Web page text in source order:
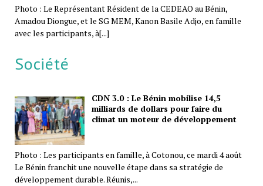
Photo : Le Représentant Résident de la CEDEAO au Bénin,
Amadou Diongue, et le SG MEM, Kanon Basile Adjo, en famille
avec les participants, à[...]
Société
CDN 3.0 : Le Bénin mobilise 14,5
milliards de dollars pour faire du
climat un moteur de développement
Photo : Les participants en famille, à Cotonou, ce mardi 4 août
Le Bénin franchit une nouvelle étape dans sa stratégie de
développement durable. Réunis,...